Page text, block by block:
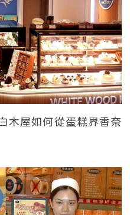
木屋如何從蛋糕界香奈